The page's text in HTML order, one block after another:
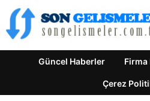
Güncel Haberler Firma
Çerez